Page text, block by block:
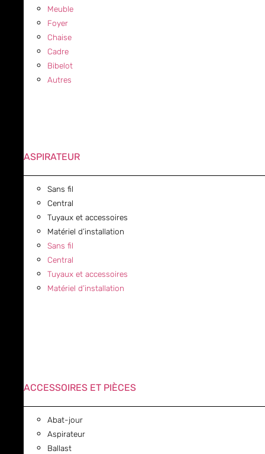
Meuble
Foyer
Chaise
Cadre
Bibelot
Autres
ASPIRATEUR
Sans fil
Central
Tuyaux et accessoires
Matériel d’installation
Sans fil
Central
Tuyaux et accessoires
Matériel d’installation
ACCESSOIRES ET PIÈCES
Abat-jour
Aspirateur
Ballast